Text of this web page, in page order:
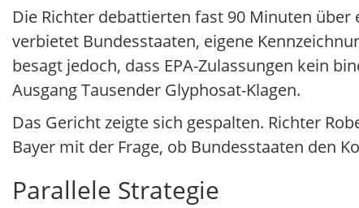
Die Richter debattierten fast 90 Minuten über
verbietet Bundesstaaten, eigene
besagt jedoch, dass EPA-Zulassungen kein
Ausgang Tausender Glyphosat-Klagen.
Das Gericht zeigte sich gespalten. Richter
Bayer mit der Frage, ob Bundesstaaten den
Parallele Strategie